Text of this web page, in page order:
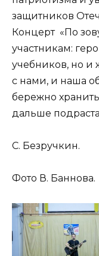
защитников
Концерт «По
участникам:
учебников, но
с нами, и наша
бережно
дальше
С. Безручкин.
Фото В. Баннова.